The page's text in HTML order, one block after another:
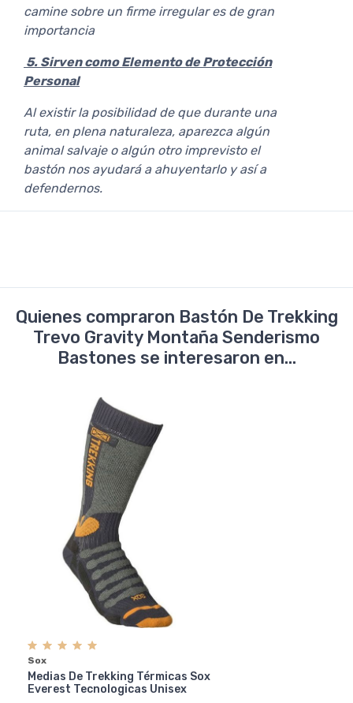
camine sobre un firme irregular es de gran
importancia
5. Sirven como Elemento de Protección
Personal
Al existir la posibilidad de que durante una
ruta, en plena naturaleza, aparezca algún
animal salvaje o algún otro imprevisto el
bastón nos ayudará a ahuyentarlo y así a
defendernos.
Quienes compraron Bastón De Trekking
Trevo Gravity Montaña Senderismo
Bastones se interesaron en...
Sox
Medias De Trekking Térmicas Sox
Everest Tecnologicas Unisex